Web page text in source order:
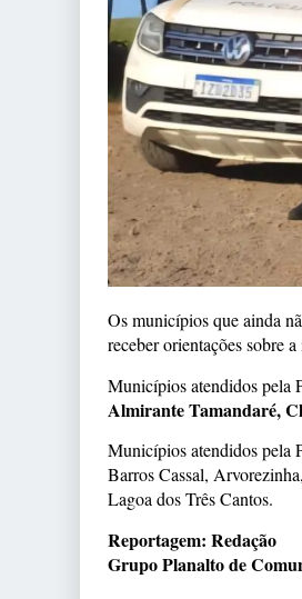
Os municípios que ainda
receber orientações sobre
Municípios atendidos pela
Almirante Tamandaré,
Municípios atendidos pela
Barros Cassal,
Lagoa dos Três Cantos.
Reportagem: Redação
Grupo Planalto de